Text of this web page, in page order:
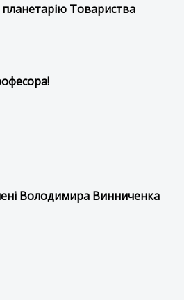
планетарію Товариства
Володимира Винниченка